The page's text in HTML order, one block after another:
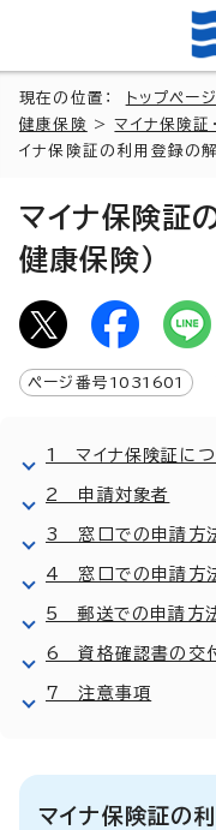
現在の位置： トップページ
健康保険
>マイナ保険証
イナ保険証の利用登録の解
マイナ保険証
健康保険）
ページ番号 1031601
1 マイナ保険証につ
2 申請対象者
3 窓口での申請方法
4 窓口での申請方法
5 郵送での申請方
6 資格確認書の交
7 注意事項
マイナ保険証の